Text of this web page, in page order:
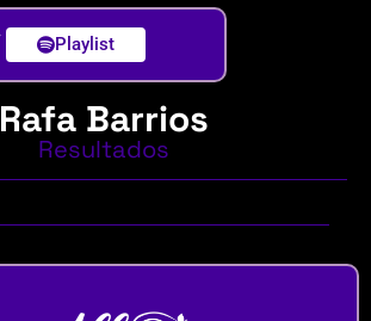
Playlist
Rafa Barrios
Resultados